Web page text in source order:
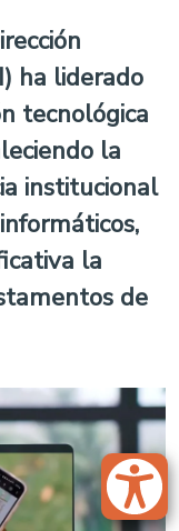
ha liderado
tecnológica
la
institucional
la
de